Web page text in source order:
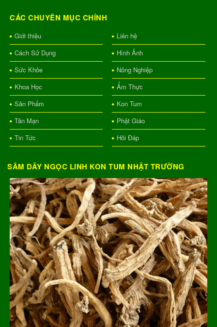
CÁC CHUYÊN MỤC CHÍNH
Giới thiệu
Liên hệ
Cách Sử Dụng
Hình Ảnh
Sức Khỏe
Nông Nghiệp
Khoa Học
Ẩm Thực
Sản Phẩm
Kon Tum
Tản Mạn
Phật Giáo
Tin Tức
Hỏi Đáp
SÂM DÂY NGỌC LINH KON TUM NHẬT TRƯỜNG